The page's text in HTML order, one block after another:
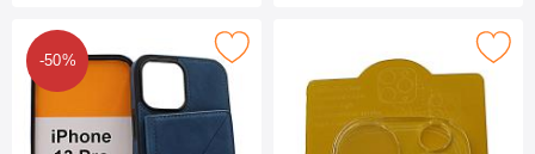
-50%
suojakuori puhelimille iPhone 13 Pro Max (6.7)
Merkitse lasi Kameralle iPhone